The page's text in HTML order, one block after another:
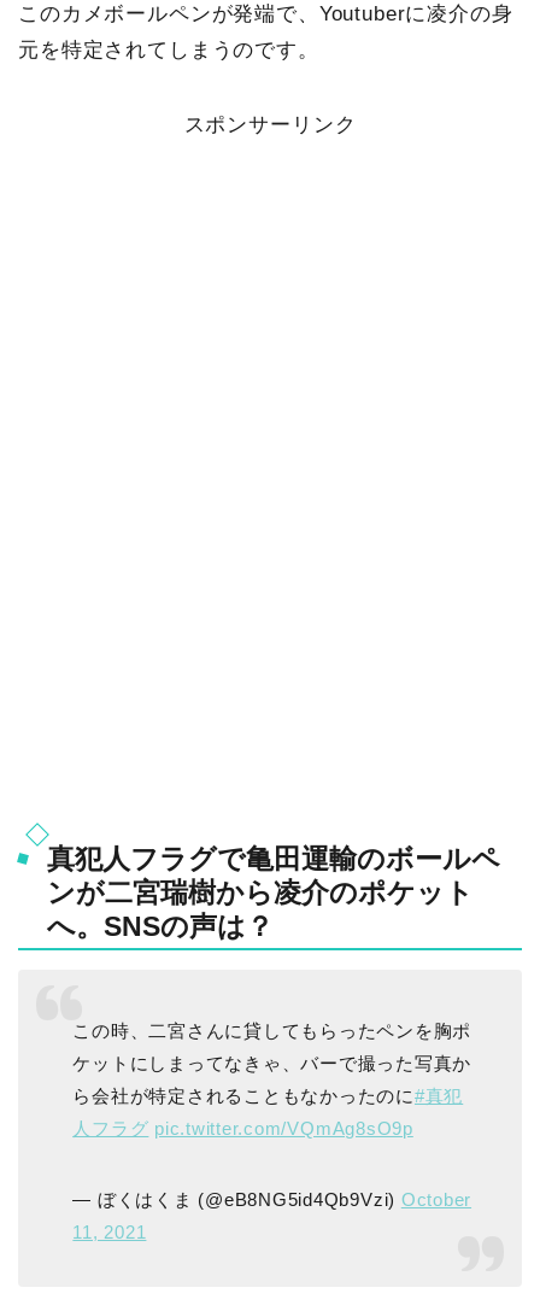
このカメボールペンが発端で、Youtuberに凌介の身
元を特定されてしまうのです。
スポンサーリンク
真犯人フラグで亀田運輸のボールペ
ンが二宮瑞樹から凌介のポケット
へ。SNSの声は？
この時、二宮さんに貸してもらったペンを胸ポ
ケットにしまってなきゃ、バーで撮った写真か
ら会社が特定されることもなかったのに#真犯
人フラグ pic.twitter.com/VQmAg8sO9p
— ぼくはくま (@eB8NG5id4Qb9Vzi) October
11, 2021